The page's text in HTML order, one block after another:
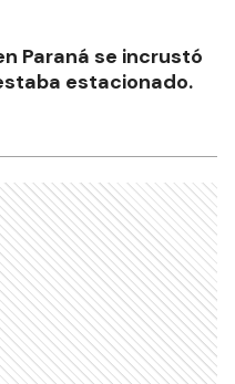
Paraná se incrustó
estacionado.